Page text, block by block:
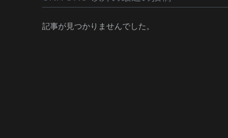
記事が見つかりませんでした。